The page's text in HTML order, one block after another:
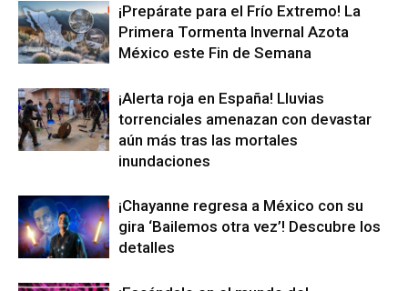
¡Prepárate para el Frío Extremo! La
Primera Tormenta Invernal Azota
México este Fin de Semana
¡Alerta roja en España! Lluvias
torrenciales amenazan con devastar
aún más tras las mortales
inundaciones
¡Chayanne regresa a México con su
gira ‘Bailemos otra vez’! Descubre los
detalles